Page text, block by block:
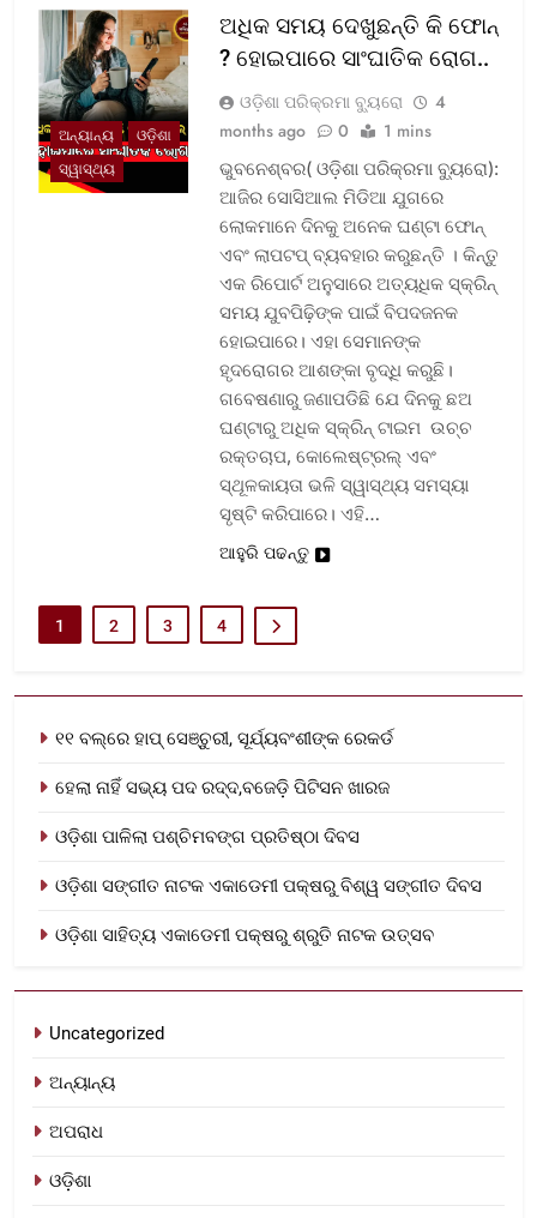
ଅନ୍ୟାନ୍ୟ
ଓଡ଼ିଶା
ସ୍ୱାସ୍ଥ୍ୟ
ଅଧିକ ସମୟ ଦେଖୁଛନ୍ତି କି ଫୋନ୍
? ହୋଇପାରେ ସାଂଘାତିକ ରୋଗ..
ଓଡ଼ିଶା ପରିକ୍ରମା ବ୍ୟୁରୋ
4
months ago
0 1 mins
ଭୁବନେଶ୍ବର( ଓଡ଼ିଶା ପରିକ୍ରମା ବ୍ୟୁରୋ):
ଆଜିର ସୋସିଆଲ ମିଡିଆ ଯୁଗରେ
ଲୋକମାନେ ଦିନକୁ ଅନେକ ଘଣ୍ଟା ଫୋନ୍
ଏବଂ ଲାପଟପ୍ ବ୍ୟବହାର କରୁଛନ୍ତି । କିନ୍ତୁ
ଏକ ରିପୋର୍ଟ ଅନୁସାରେ ଅତ୍ୟଧିକ ସ୍କ୍ରିନ୍
ସମୟ ଯୁବପିଢ଼ିଙ୍କ ପାଇଁ ବିପଦଜନକ
ହୋଇପାରେ। ଏହା ସେମାନଙ୍କ
ହୃଦରୋଗର ଆଶଙ୍କା ବୃଦ୍ଧି କରୁଛି।
ଗବେଷଣାରୁ ଜଣାପଡିଛି ଯେ ଦିନକୁ ଛଅ
ଘଣ୍ଟାରୁ ଅଧିକ ସ୍କ୍ରିନ୍ ଟାଇମ ଉଚ୍ଚ
ରକ୍ତଚାପ, କୋଲେଷ୍ଟ୍ରଲ୍ ଏବଂ
ସ୍ଥୂଳକାୟତା ଭଳି ସ୍ୱାସ୍ଥ୍ୟ ସମସ୍ୟା
ସୃଷ୍ଟି କରିପାରେ। ଏହି…
ଆହୁରି ପଢନ୍ତୁ
1 2 3 4
୧୧ ବଲ୍‌ରେ ହାପ୍ ସେଞ୍ଚୁରୀ, ସୂର୍ଯ୍ୟବଂଶୀଙ୍କ ରେକର୍ଡ
ହେଲା ନାହିଁ ସଭ୍ୟ ପଦ ରଦ୍ଦ,ବଜେଡ଼ି ପିଟିସନ ଖାରଜ
ଓଡ଼ିଶା ପାଳିଲା ପଶ୍ଚିମବଙ୍ଗ ପ୍ରତିଷ୍ଠା ଦିବସ
ଓଡ଼ିଶା ସଙ୍ଗୀତ ନାଟକ ଏକାଡେମୀ ପକ୍ଷରୁ ବିଶ୍ୱ ସଙ୍ଗୀତ ଦିବସ
ଓଡ଼ିଶା ସାହିତ୍ୟ ଏକାଡେମୀ ପକ୍ଷରୁ ଶ୍ରୁତି ନାଟକ ଉତ୍ସବ
Uncategorized
ଅନ୍ୟାନ୍ୟ
ଅପରାଧ
ଓଡ଼ିଶା